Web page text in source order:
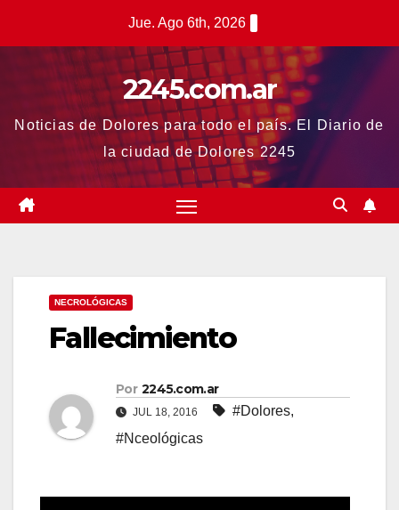
Jue. Ago 6th, 2026
2245.com.ar
Noticias de Dolores para todo el país. El Diario de
la ciudad de Dolores 2245
NECROLÓGICAS
Fallecimiento
Por 2245.com.ar
JUL 18, 2016 #Dolores,
#Nceológicas